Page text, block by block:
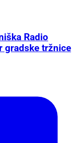
Radio
gradske tržnice